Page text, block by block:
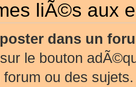
liÃ©s aux
dans un
le bouton
forum ou des